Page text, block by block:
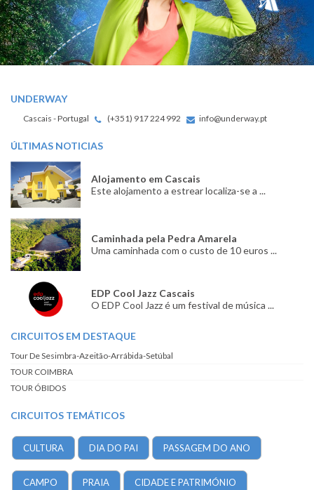
UNDERWAY
Cascais - Portugal (+351) 917 224 992 info@underway.pt
ÚLTIMAS NOTICIAS
Alojamento em Cascais
Este alojamento a estrear localiza-se a ...
Caminhada pela Pedra Amarela
Uma caminhada com o custo de 10 euros ...
EDP Cool Jazz Cascais
O EDP Cool Jazz é um festival de música ...
CIRCUITOS EM DESTAQUE
Tour De Sesimbra-Azeitão-Arrábida-Setúbal
TOUR COIMBRA
TOUR ÓBIDOS
CIRCUITOS TEMÁTICOS
CULTURA DIA DO PAI PASSAGEM DO ANO
CAMPO PRAIA CIDADE E PATRIMÓNIO